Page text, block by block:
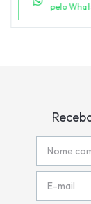
pelo